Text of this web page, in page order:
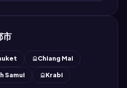
市
Chiang Mai
Samui Krabi